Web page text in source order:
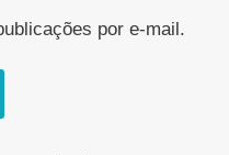
por e-mail.